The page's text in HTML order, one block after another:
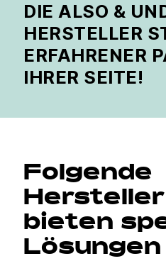
DIE ALSO &
HERSTELLER
ERFAHRENER
IHRER SEITE!
Folgende
Hersteller
bieten